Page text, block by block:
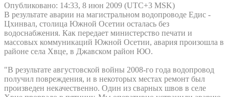
Опубликовано: 14:33, 8 июн 2009 (UTC+3 MSK)
В результате аварии на магистральном водопроводе Едис -
Цхинвал, столица Южной Осетии осталась без
водоснабжения. Как передает министерство печати и
массовых коммуникаций Южной Осетии, авария произошла в
районе села Хвце, в Джавском район ЮО.
"В результате августовской войны 2008-го года водопровод
получил повреждения, и в некоторых местах ремонт был
произведен некачественно. Один из сварных швов в селе